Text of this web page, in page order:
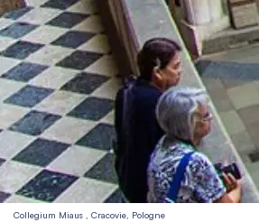
Collegium Miaus , Cracovie, Pologne